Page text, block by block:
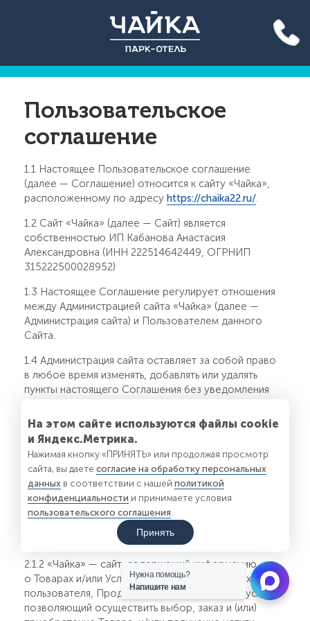
Акция до конца лета: вход
на бассейн 500 руб. для всех!
Подробнее >>
Пользовательское
соглашение
1.1 Настоящее Пользовательское соглашение
(далее — Соглашение) относится к сайту «Чайка»,
расположенному по адресу https://chaika22.ru/.
1.2 Сайт «Чайка» (далее — Сайт) является
собственностью ИП Кабанова Анастасия
Александровна (ИНН 222514642449, ОГРНИП
315222500028952)
1.3 Настоящее Соглашение регулирует отношения
между Администрацией сайта «Чайка» (далее —
Администрация сайта) и Пользователем данного
Сайта.
1.4 Администрация сайта оставляет за собой право
в любое время изменять, добавлять или удалять
пункты настоящего Соглашения без уведомления
1.5 Использование Сайта Пользователем означает
принятие Соглашения и изменений, внесенных
в настоящее Соглашение.
1.6 Пользователь несет персональную
ответственность за проверку настоящего
Соглашения на наличие изменений в нем.
2. Определения терминов
2.1.2 «Чайка» — сайт, содержащий информацию
о Товарах и/или Услугах и/или Иных ценностях для
пользователя, Продавце и/или Исполнителе услуг,
позволяющий осуществить выбор, заказ и (или)
На этом сайте используются файлы cookie
и Яндекс.Метрика.
Нажимая кнопку «ПРИНЯТЬ» или продолжая просмотр
сайта, вы даете согласие на обработку персональных
данных в соответствии с нашей политикой
конфиденциальности и принимаете условия
пользовательского соглашения
Принять
Нужна помощь?
Напишите нам